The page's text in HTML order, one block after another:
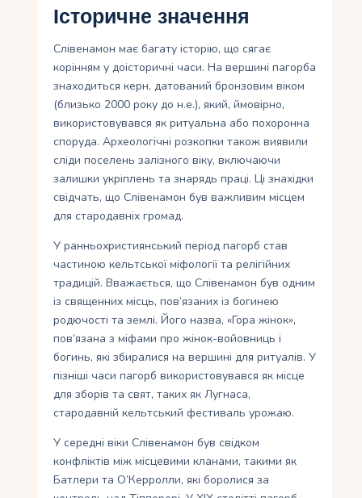
Історичне значення
Слівенамон має багату історію, що сягає
корінням у доісторичні часи. На вершині пагорба
знаходиться керн, датований бронзовим віком
(близько 2000 року до н.е.), який, ймовірно,
використовувався як ритуальна або похоронна
споруда. Археологічні розкопки також виявили
сліди поселень залізного віку, включаючи
залишки укріплень та знарядь праці. Ці знахідки
свідчать, що Слівенамон був важливим місцем
для стародавніх громад.
У ранньохристиянський період пагорб став
частиною кельтської міфології та релігійних
традицій. Вважається, що Слівенамон був одним
із священних місць, пов’язаних із богинею
родючості та землі. Його назва, «Гора жінок»,
пов’язана з міфами про жінок-войовниць і
богинь, які збиралися на вершині для ритуалів. У
пізніші часи пагорб використовувався як місце
для зборів та свят, таких як Лугнаса,
стародавній кельтський фестиваль урожаю.
У середні віки Слівенамон був свідком
конфліктів між місцевими кланами, такими як
Батлери та О’Керролли, які боролися за